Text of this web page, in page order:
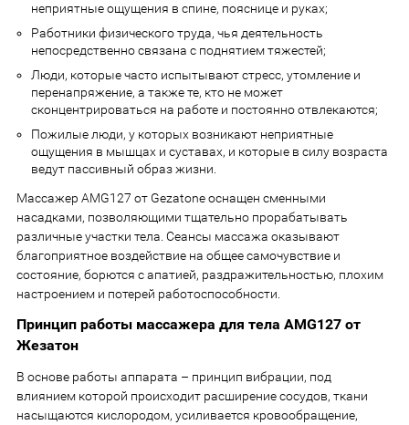
неприятные ощущения в спине, пояснице и руках;
Работники физического труда, чья деятельность
непосредственно связана с поднятием тяжестей;
Люди, которые часто испытывают стресс, утомление и
перенапряжение, а также те, кто не может
сконцентрироваться на работе и постоянно отвлекаются;
Пожилые люди, у которых возникают неприятные
ощущения в мышцах и суставах, и которые в силу возраста
ведут пассивный образ жизни.
Массажер AMG127 от Gezatone оснащен сменными
насадками, позволяющими тщательно прорабатывать
различные участки тела. Сеансы массажа оказывают
благоприятное воздействие на общее самочувствие и
состояние, борются с апатией, раздражительностью, плохим
настроением и потерей работоспособности.
Принцип работы массажера для тела AMG127 от
Жезатон
В основе работы аппарата – принцип вибрации, под
влиянием которой происходит расширение сосудов, ткани
насыщаются кислородом, усиливается кровообращение,